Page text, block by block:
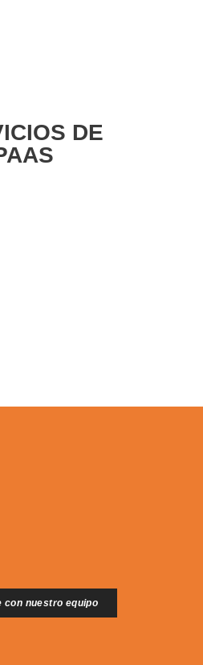
DE
con nuestro equipo